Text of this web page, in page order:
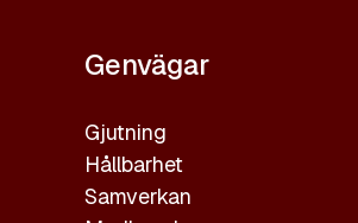
Genvägar
Gjutning
Hållbarhet
Samverkan